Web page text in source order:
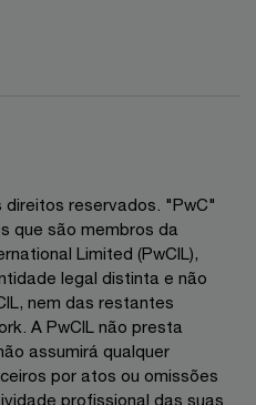
direitos reservados. "PwC"
que são membros da
Limited (PwCIL),
legal distinta e não
nem das restantes
A PwCIL não presta
assumirá qualquer
por atos ou omissões
profissional das suas